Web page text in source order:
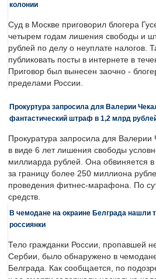
колонии
Суд в Москве приговорил блогера
четырем годам лишения свободы и
рублей по делу о неуплате налогов.
публиковать посты в интернете в
Приговор был вынесен заочно -
пределами России.
Прокуртура запросила для Валерии
фантастический штраф в 1,2 млрд
Прокуратура запросила для Валерии
в виде 6 лет лишения свободы
миллиарда рублей. Она обвиняется
за границу более 250 миллиона
проведения фитнес-марафона. По
средств.
В чемодане на окраине Белграда нашли
россиянки
Тело гражданки России, пропавшей
Сербии, было обнаружено в
Белграда. Как сообщается, по